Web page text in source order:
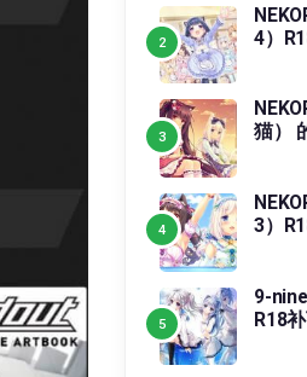
4）
猫）
3）
9-
R18